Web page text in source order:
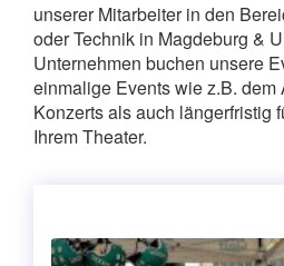
unserer Mitarbeiter in den
oder Technik in Magdeburg &
Unternehmen buchen unsere
einmalige Events wie z.B. dem
Konzerts als auch längerfristig
Ihrem Theater.